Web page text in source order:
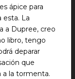
ápice para
esta. La
a Dupree, creo
libro, tengo
deparar
que
a la tormenta.